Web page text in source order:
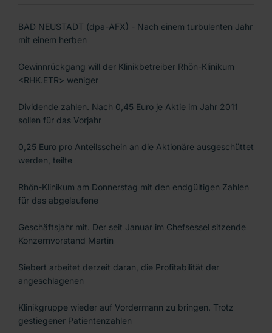
BAD NEUSTADT (dpa-AFX) - Nach einem turbulenten Jahr
mit einem herben
Gewinnrückgang will der Klinikbetreiber Rhön-Klinikum
<RHK.ETR> weniger
Dividende zahlen. Nach 0,45 Euro je Aktie im Jahr 2011
sollen für das Vorjahr
0,25 Euro pro Anteilsschein an die Aktionäre ausgeschüttet
werden, teilte
Rhön-Klinikum am Donnerstag mit den endgültigen Zahlen
für das abgelaufene
Geschäftsjahr mit. Der seit Januar im Chefsessel sitzende
Konzernvorstand Martin
Siebert arbeitet derzeit daran, die Profitabilität der
angeschlagenen
Klinikgruppe wieder auf Vordermann zu bringen. Trotz
gestiegener Patientenzahlen